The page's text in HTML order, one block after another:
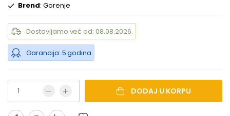
Brend: Gorenje
Dostavljamo već od: 08.08.2026.
Garancija: 5 godina
DODAJ U KORPU